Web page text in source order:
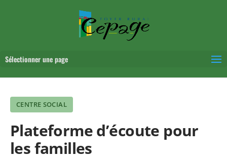
Sélectionner une page
CENTRE SOCIAL
Plateforme d’écoute pour
les familles